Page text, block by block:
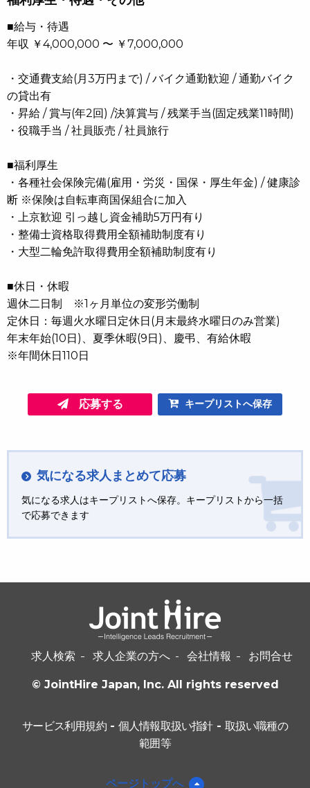
■給与・待遇
年収 ￥4,000,000 〜 ￥7,000,000
・交通費支給(月3万円まで) / バイク通勤歓迎 / 通勤バイク
の貸出有
・昇給 / 賞与(年2回) /決算賞与 / 残業手当(固定残業11時間)
・役職手当 / 社員販売 / 社員旅行
■福利厚生
・各種社会保険完備(雇用・労災・国保・厚生年金) / 健康診
断 ※保険は自転車商国保組合に加入
・上京歓迎 引っ越し資金補助5万円有り
・整備士資格取得費用全額補助制度有り
・大型二輪免許取得費用全額補助制度有り
■休日・休暇
週休二日制 ※1ヶ月単位の変形労働制
定休日：毎週火水曜日定休日(月末最終水曜日のみ営業)
年末年始(10日)、夏季休暇(9日)、慶弔、有給休暇
※年間休日110日
応募する キープリストへ保存
気になる求人まとめて応募
気になる求人はキープリストへ保存。キープリストから一括
で応募できます
求人検索 求人企業の方へ 会社情報 お問合せ
© JointHire Japan, Inc. All rights reserved
サービス利用規約- 個人情報取扱い指針- 取扱い職種の
範囲等
ページトップへ